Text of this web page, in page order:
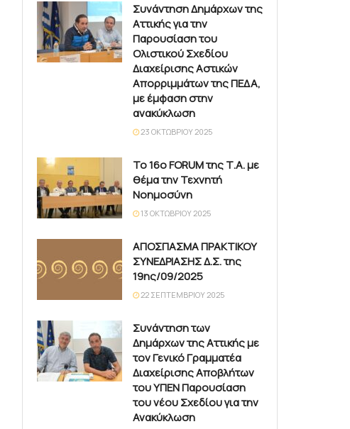
Συνάντηση Δημάρχων της
Αττικής για την
Παρουσίαση του
Ολιστικού Σχεδίου
Διαχείρισης Αστικών
Απορριμμάτων της ΠΕΔΑ,
με έμφαση στην
ανακύκλωση
23 ΟΚΤΩΒΡΊΟΥ 2025
Το 16ο FORUM της Τ.Α. με
θέμα την Τεχνητή
Νοημοσύνη
13 ΟΚΤΩΒΡΊΟΥ 2025
ΑΠΟΣΠΑΣΜΑ ΠΡΑΚΤΙΚΟΥ
ΣΥΝΕΔΡΙΑΣΗΣ Δ.Σ. της
19ης/09/2025
22 ΣΕΠΤΕΜΒΡΊΟΥ 2025
Συνάντηση των
Δημάρχων της Αττικής με
τον Γενικό Γραμματέα
Διαχείρισης Αποβλήτων
του ΥΠΕΝ Παρουσίαση
του νέου Σχεδίου για την
Ανακύκλωση